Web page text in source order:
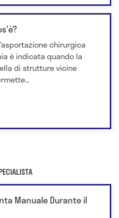
chirurgica
è indicata quando la
di strutture vicine
Manuale Durante il